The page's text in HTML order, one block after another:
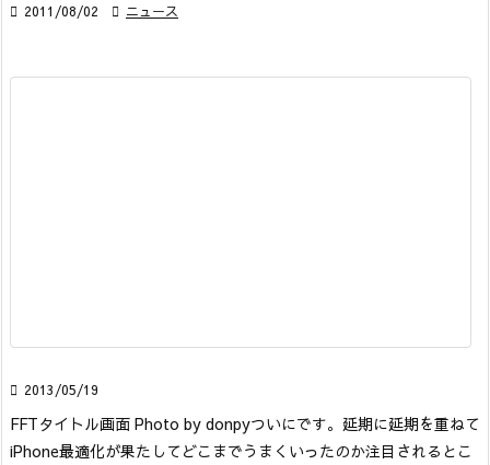
 2011/08/02  ニュース
 2013/05/19
FFTタイトル画面 Photo by donpyついにです。延期に延期を重ねて
iPhone最適化が果たしてどこまでうまくいったのか注目されるとこ